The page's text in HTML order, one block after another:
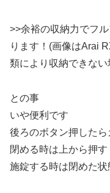
>>余裕の収納力でフ
ります！(画像はArai
類により収納できな
との事
いや便利です
後ろのボタン押したら
閉める時は上から押す
施錠する時は閉めた